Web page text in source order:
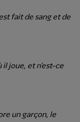
fait de sang et de
il joue, et n'est-ce
un garçon, le